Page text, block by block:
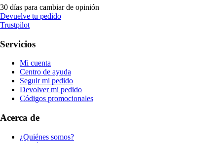
30 días para cambiar de opinión
Devuelve tu pedido
Trustpilot
Servicios
Mi cuenta
Centro de ayuda
Seguir mi pedido
Devolver mi pedido
Códigos promocionales
Acerca de
¿Quiénes somos?